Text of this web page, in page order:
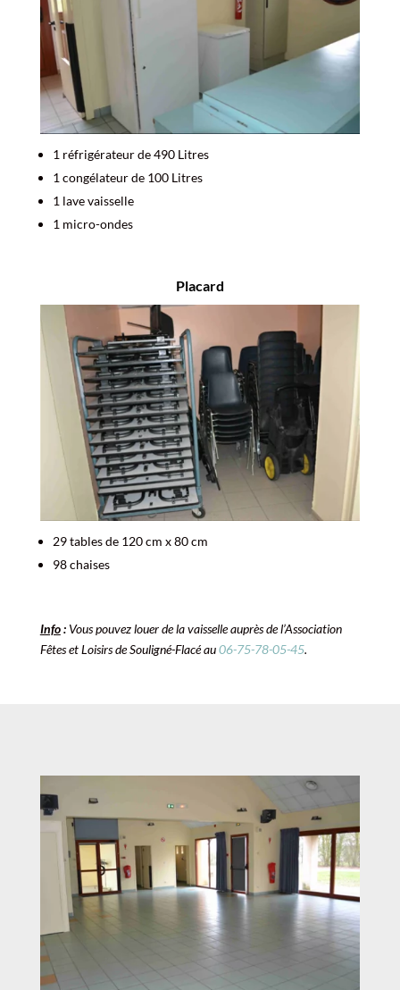
1 réfrigérateur de 490 Litres
1 congélateur de 100 Litres
1 lave vaisselle
1 micro-ondes
Placard
29 tables de 120 cm x 80 cm
98 chaises
Info: Vous pouvez louer de la vaisselle auprès de l’Association
Fêtes et Loisirs de Souligné-Flacé au06-75-78-05-45.